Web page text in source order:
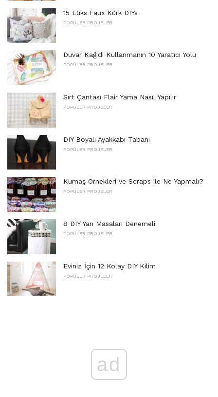
15 Lüks Faux Kürk DIYs
POPÜLER PROJELER
Duvar Kağıdı Kullanmanın 10 Yaratıcı Yolu
POPÜLER PROJELER
Sırt Çantası Flair Yama Nasıl Yapılır
POPÜLER PROJELER
DIY Boyalı Ayakkabı Tabanı
POPÜLER PROJELER
Kumaş Örnekleri ve Scraps ile Ne Yapmalı?
POPÜLER PROJELER
8 DIY Yan Masaları Denemeli
POPÜLER PROJELER
Eviniz İçin 12 Kolay DIY Kilim
POPÜLER PROJELER
ad